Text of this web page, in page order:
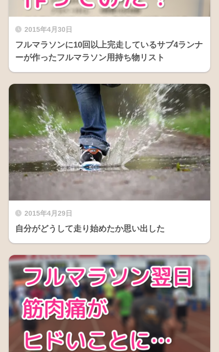
2015年4月30日
フルマラソンに10回以上完走しているサブ4ランナ
ーが作ったフルマラソン用持ち物リスト
2015年4月29日
自分がどうして走り始めたか思い出した